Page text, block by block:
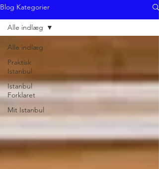
Blog Kategorier
Alle indlæg
Praktisk
Istanbul
Istanbul
Forklaret
Mit Istanbul
Alle indlæg